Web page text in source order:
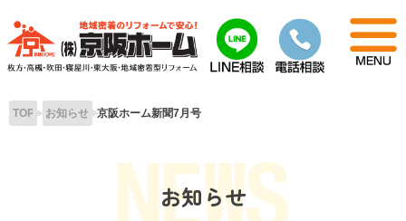
content
TOP お知らせ 京阪ホーム新聞7月号
お知らせ